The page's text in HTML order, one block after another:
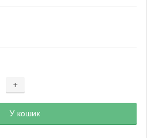
+
Добавляется...
У кошик
Добавлен